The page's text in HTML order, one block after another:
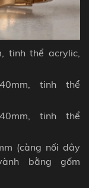
tinh thể acrylic,
tinh thể
tinh thể
(càng nối dây
bằng gốm